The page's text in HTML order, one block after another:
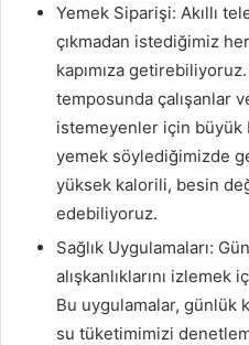
Yemek Siparişi: Akıllı
çıkmadan istediğimiz
kapımıza
temposunda çalışanlar
istemeyenler için büyük
yemek söylediğimizde
yüksek kalorili, besin
edebiliyoruz.
Sağlık Uygulamaları:
alışkanlıklarını
Bu uygulamalar, günlük
su tüketimimizi